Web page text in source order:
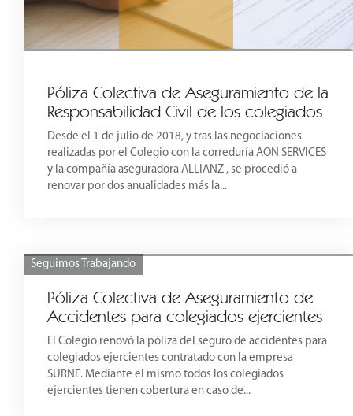
Póliza Colectiva de Aseguramiento de la
Responsabilidad Civil de los colegiados
Desde el 1 de julio de 2018, y tras las negociaciones
realizadas por el Colegio con la correduría AON SERVICES
y la compañía aseguradora ALLIANZ , se procedió a
renovar por dos anualidades más la...
Seguimos Trabajando
Póliza Colectiva de Aseguramiento de
Accidentes para colegiados ejercientes
El Colegio renovó la póliza del seguro de accidentes para
colegiados ejercientes contratado con la empresa
SURNE. Mediante el mismo todos los colegiados
ejercientes tienen cobertura en caso de...